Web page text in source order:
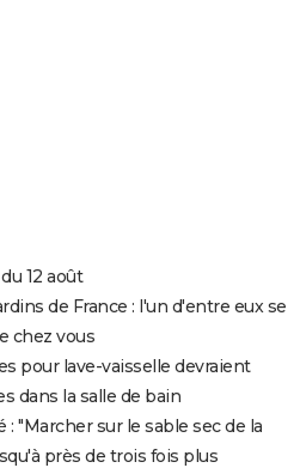
12 août
de France : l'un d'entre eux se
chez vous
pour lave-vaisselle devraient
dans la salle de bain
: "Marcher sur le sable sec de la
près de trois fois plus